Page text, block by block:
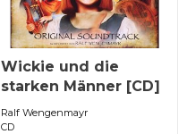
Wickie und die
starken Männer [CD]
Ralf Wengenmayr ‎
CD